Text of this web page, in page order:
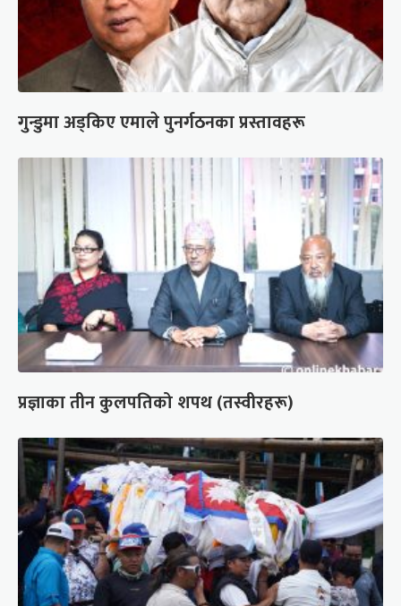
गुन्डुमा अड्किए एमाले पुनर्गठनका प्रस्तावहरू
प्रज्ञाका तीन कुलपतिको शपथ (तस्वीरहरू)